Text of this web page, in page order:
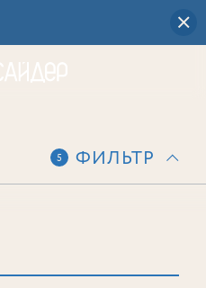
5 ФИЛЬТР
одного лота